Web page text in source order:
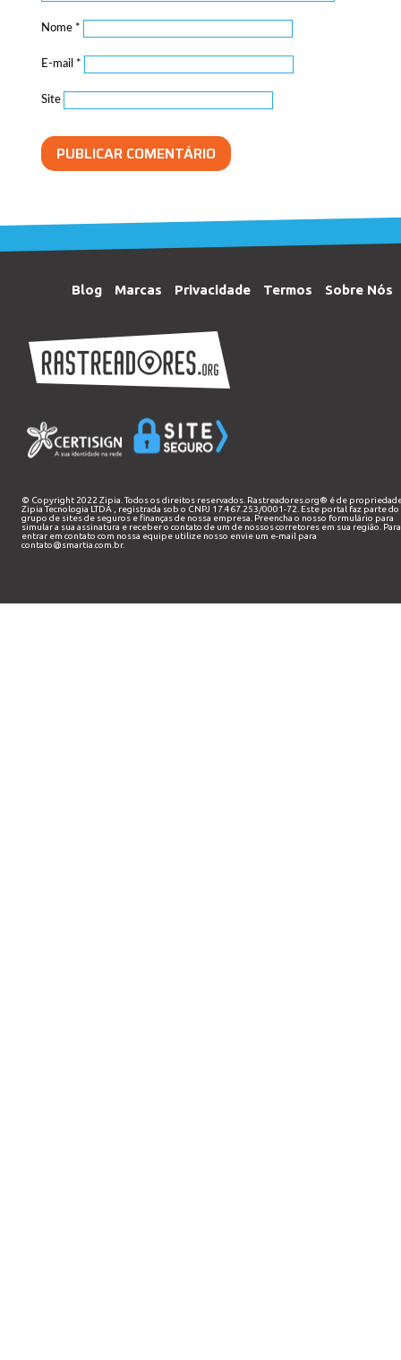
Nome *
E-mail *
Site
Blog Marcas Privacidade Termos Sobre Nós
© Copyright 2022 Zipia. Todos os direitos reservados. Rastreadores.org® é de
Zipia Tecnologia LTDA
, registrada sob o CNPJ 17.467.253/0001-72. Este portal faz parte do
grupo de sites de seguros e finanças de nossa empresa. Preencha o nosso formulário para
simular a sua assinatura e receber o contato de um de nossos corretores em sua região. Para
entrar em contato com nossa equipe utilize nosso envie um e-mail para
contato@smartia.com.br.